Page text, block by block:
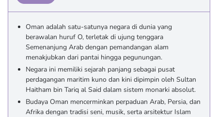
Oman adalah satu-satunya negara di dunia yang
berawalan huruf O, terletak di ujung tenggara
Semenanjung Arab dengan pemandangan alam
menakjubkan dari pantai hingga pegunungan.
Negara ini memiliki sejarah panjang sebagai pusat
perdagangan maritim kuno dan kini dipimpin oleh Sultan
Haitham bin Tariq al Said dalam sistem monarki absolut.
Budaya Oman mencerminkan perpaduan Arab, Persia, dan
Afrika dengan tradisi seni, musik, serta arsitektur Islam